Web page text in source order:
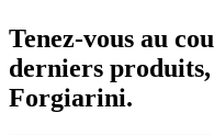
Tenez-vous au
derniers
Forgiarini.